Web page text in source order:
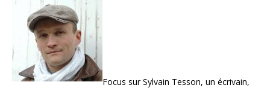
Focus sur Sylvain Tesson, un écrivain,